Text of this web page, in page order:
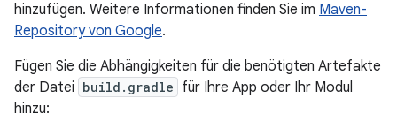
hinzufügen. Weitere Informationen finden Sie im Maven-
Repository von Google.
Fügen Sie die Abhängigkeiten für die benötigten Artefakte
der Datei build.gradle für Ihre App oder Ihr Modul
hinzu: